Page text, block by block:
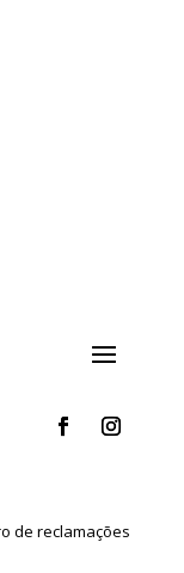
de reclamações